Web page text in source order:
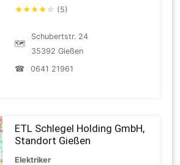
★★★★ ☆ (5)
🗺
Schubertstr. 24
35392 Gießen
☎
0641 21961
ETL Schlegel Holding GmbH,
Standort Gießen
Elektriker